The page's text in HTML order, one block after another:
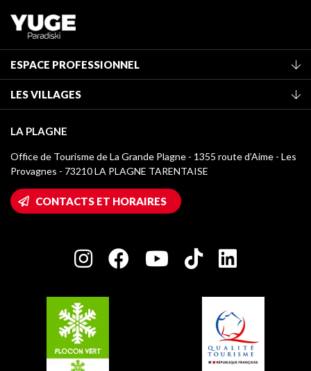
ESPACE PROFESSIONNEL
Classement des meublés
Taxe de séjour
Médiathèque
Logos La Plagne
Accès Wifi
Maison des Propriétaires
Charte des Acteurs Engagés
LES VILLAGES
Champagny-en-Vanoise
Montchavin - Les Coches
Plagne 1800
Plagne Villages
Plagne Aime 2000
LA PLAGNE
Office de Tourisme de La Grande Plagne - 1355 route d’Aime - Les
Provagnes - 73210 LA PLAGNE TARENTAISE
CONTACTS ET HORAIRES